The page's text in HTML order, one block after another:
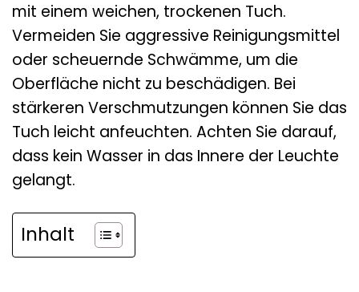
mit einem weichen, trockenen Tuch.
Vermeiden Sie aggressive Reinigungsmittel
oder scheuernde Schwämme, um die
Oberfläche nicht zu beschädigen. Bei
stärkeren Verschmutzungen können Sie das
Tuch leicht anfeuchten. Achten Sie darauf,
dass kein Wasser in das Innere der Leuchte
gelangt.
Inhalt